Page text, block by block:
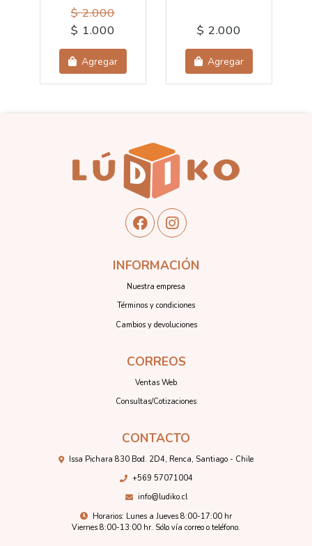
$ 2.000
$ 1.000
Agregar
$ 2.000
Agregar
INFORMACIÓN
Nuestra empresa
Términos y condiciones
Cambios y devoluciones
CORREOS
Ventas Web
Consultas/Cotizaciones
CONTACTO
Issa Pichara 830 Bod. 2D4, Renca, Santiago - Chile
+569 57071004
info@ludiko.cl
Horarios: Lunes a Jueves 8:00-17:00 hr
Viernes 8:00-13:00 hr. Sólo vía correo o teléfono.